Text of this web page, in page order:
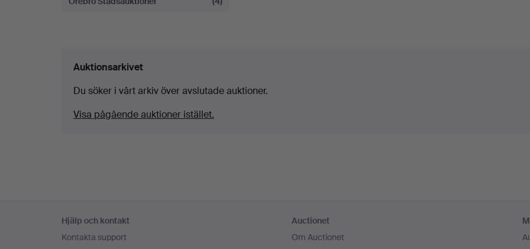
Auktionsarkivet
Du söker i vårt arkiv över avslutade auktioner.
Visa pågående auktioner istället.
Hjälp och kontakt
Kontakta support
Auctionet
Om Auctionet